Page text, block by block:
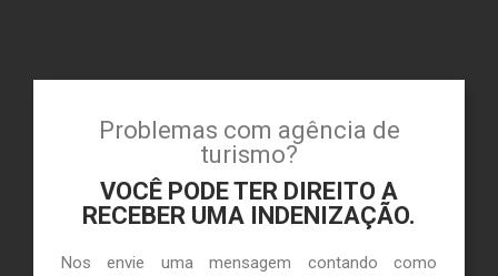
Problemas com agência de
turismo?
VOCÊ PODE TER DIREITO A
RECEBER UMA INDENIZAÇÃO.
Nos envie uma mensagem contando como